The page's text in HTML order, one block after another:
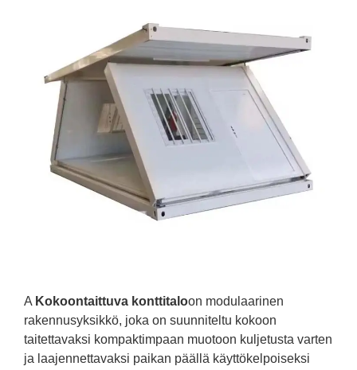
A Kokoontaittuva konttitaloon modulaarinen
rakennusyksikkö, joka on suunniteltu kokoon
taitettavaksi kompaktimpaan muotoon kuljetusta varten
ja laajennettavaksi paikan päällä käyttökelpoiseksi